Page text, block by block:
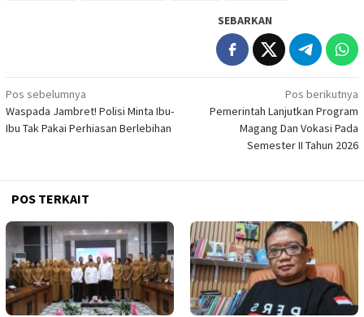
SEBARKAN
Navigasi
pos
Pos sebelumnya
Waspada Jambret! Polisi Minta Ibu-
Ibu Tak Pakai Perhiasan Berlebihan
Pos berikutnya
Pemerintah Lanjutkan Program
Magang Dan Vokasi Pada
Semester II Tahun 2026
POS TERKAIT